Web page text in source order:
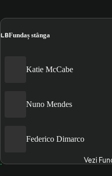
LBFundaș stânga
Katie McCabe
Nuno Mendes
Federico Dimarco
Vezi